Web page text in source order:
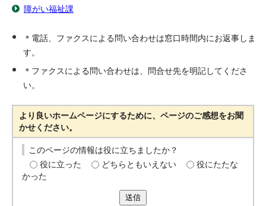
障がい福祉課
＊電話、ファクスによる問い合わせは窓口時間内にお返事しま
す。
＊ファクスによる問い合わせは、問合せ先を明記してくださ
い。
より良いホームページにするために、ページのご感想をお聞
かせください。
このページの情報は役に立ちましたか？
役に立った
どちらともいえない
役にたたな
かった
送信